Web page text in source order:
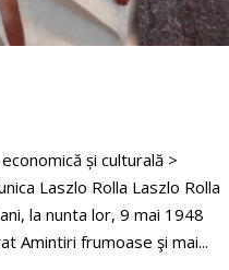
și culturală >
Laszlo Rolla Laszlo Rolla
la nunta lor, 9 mai 1948
Amintiri frumoase şi mai...